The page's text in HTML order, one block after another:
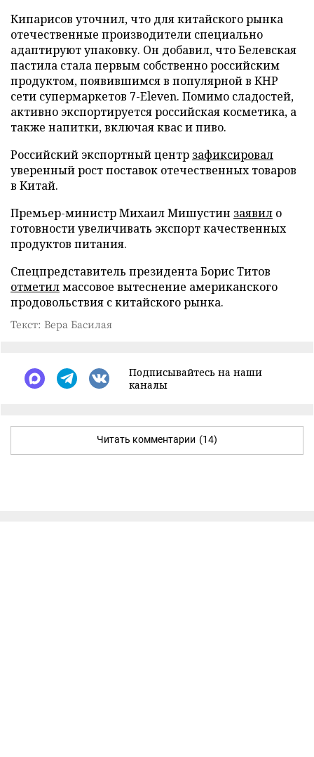
Кипарисов уточнил, что для китайского рынка
отечественные производители специально
адаптируют упаковку. Он добавил, что Белевская
пастила стала первым собственно российским
продуктом, появившимся в популярной в КНР
сети супермаркетов 7-Eleven. Помимо сладостей,
активно экспортируется российская косметика, а
также напитки, включая квас и пиво.
Российский экспортный центр зафиксировал
уверенный рост поставок отечественных товаров
в Китай.
Премьер-министр Михаил Мишустин заявил о
готовности увеличивать экспорт качественных
продуктов питания.
Спецпредставитель президента Борис Титов
отметилмассовое вытеснение американского
продовольствия с китайского рынка.
Текст: Вера Басилая
Подписывайтесь на наши
каналы
Читать комментарии (14)